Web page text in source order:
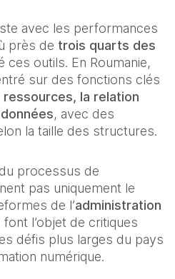
avec les performances
près de trois quarts des
ces outils. En Roumanie,
sur des fonctions clés
la relation
, avec des
la taille des structures.
processus de
pas uniquement le
de l’administration
font l’objet de critiques
défis plus larges du pays
numérique.